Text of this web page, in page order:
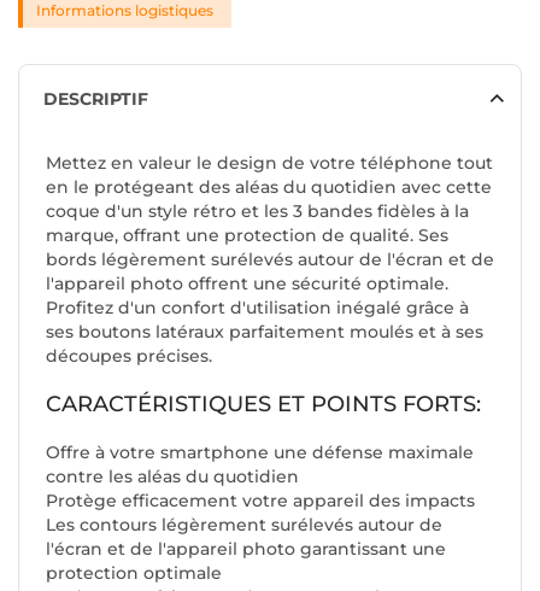
Informations logistiques
DESCRIPTIF
Mettez en valeur le design de votre téléphone tout
en le protégeant des aléas du quotidien avec cette
coque d'un style rétro et les 3 bandes fidèles à la
marque, offrant une protection de qualité. Ses
bords légèrement surélevés autour de l'écran et de
l'appareil photo offrent une sécurité optimale.
Profitez d'un confort d'utilisation inégalé grâce à
ses boutons latéraux parfaitement moulés et à ses
découpes précises.
CARACTÉRISTIQUES ET POINTS FORTS:
Offre à votre smartphone une défense maximale
contre les aléas du quotidien
Protège efficacement votre appareil des impacts
Les contours légèrement surélevés autour de
l'écran et de l'appareil photo garantissant une
protection optimale